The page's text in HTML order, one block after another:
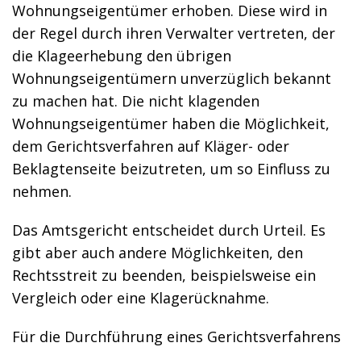
Wohnungseigentümer erhoben. Diese wird in
der Regel durch ihren Verwalter vertreten, der
die Klageerhebung den übrigen
Wohnungseigentümern unverzüglich bekannt
zu machen hat. Die nicht klagenden
Wohnungseigentümer haben die Möglichkeit,
dem Gerichtsverfahren auf Kläger- oder
Beklagtenseite beizutreten, um so Einfluss zu
nehmen.
Das Amtsgericht entscheidet durch Urteil. Es
gibt aber auch andere Möglichkeiten, den
Rechtsstreit zu beenden, beispielsweise ein
Vergleich oder eine Klagerücknahme.
Für die Durchführung eines Gerichtsverfahrens